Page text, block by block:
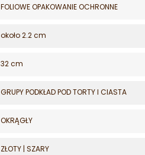
FOLIOWE OPAKOWANIE OCHRONNE
około 2.2 cm
32 cm
GRUPY PODKŁAD POD TORTY I CIASTA
OKRĄGŁY
ZŁOTY | SZARY